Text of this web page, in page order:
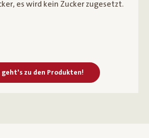
durch seinen kraftvollen
geht's zu den Produkten!